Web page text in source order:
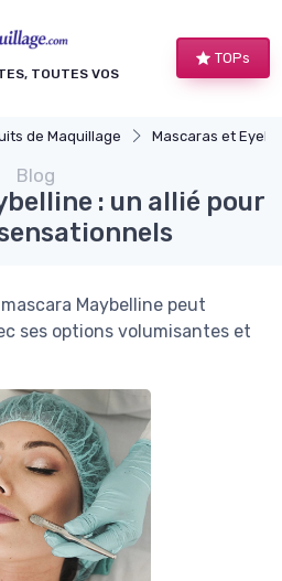
TOUTES VOS
TOPs
de Maquillage Mascaras et
Blog
: un allié pour
Maybelline peut
ses options volumisantes et